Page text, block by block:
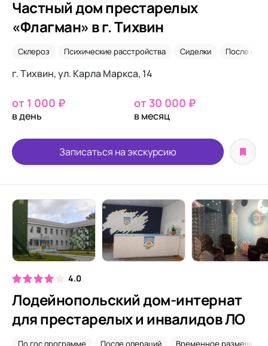
Частный дом престарелых
«Флагман» в г. Тихвин
Склероз Психические расстройства Сиделки После
г. Тихвин, ул. Карла Маркса, 14
от 1 000 ₽
в день
от 30 000 ₽
в месяц
Записаться на экскурсию
4.0
Лодейнопольский дом-интернат
для престарелых и инвалидов ЛО
По гос программе После операций Временное